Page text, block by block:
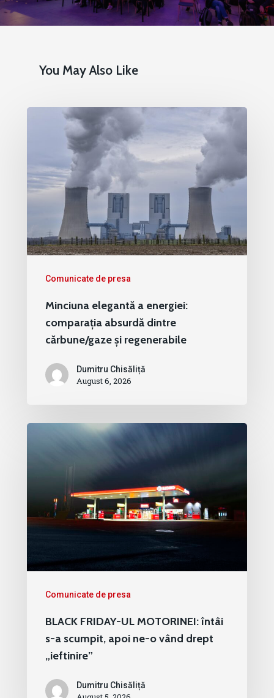
You May Also Like
Comunicate de presa
Minciuna elegantă a energiei:
comparația absurdă dintre
cărbune/gaze și regenerabile
Dumitru Chisăliță
August 6, 2026
Comunicate de presa
BLACK FRIDAY-UL MOTORINEI: întâi
s-a scumpit, apoi ne-o vând drept
„ieftinire”
Dumitru Chisăliță
Martie 2015
pentru o Românie